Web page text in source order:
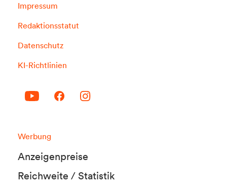
Impressum
Redaktionsstatut
Datenschutz
KI-Richtlinien
Werbung
Anzeigenpreise
Reichweite / Statistik